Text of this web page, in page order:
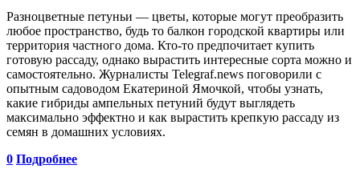
Разноцветные петуньи — цветы, которые могут преобразить
любое пространство, будь то балкон городской квартиры или
территория частного дома. Кто-то предпочитает купить
готовую рассаду, однако вырастить интересные сорта можно и
самостоятельно. Журналисты Telegraf.news поговорили с
опытным садоводом Екатериной Ямочкой, чтобы узнать,
какие гибриды ампельных петуний будут выглядеть
максимально эффектно и как вырастить крепкую рассаду из
семян в домашних условиях.
0 Подробнее